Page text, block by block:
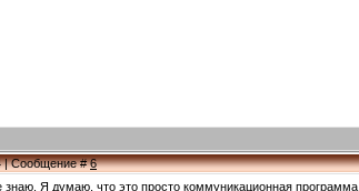
| Сообщение #6
знаю. Я думаю, что это просто коммуникационная программа,